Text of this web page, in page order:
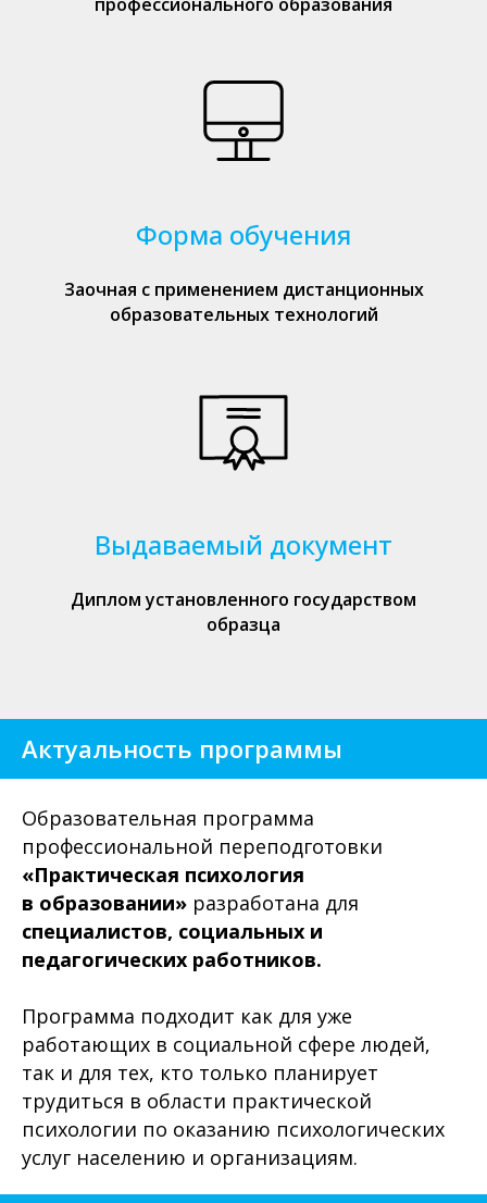
Форма обучения
Заочная с применением дистанционных
образовательных технологий
Выдаваемый документ
Диплом установленного государством
образца
Актуальность программы
Образовательная программа
профессиональной переподготовки
«Практическая психология
в образовании» разработана для
специалистов, социальных и
педагогических работников.
Программа подходит как для уже
работающих в социальной сфере людей,
так и для тех, кто только планирует
трудиться в области практической
психологии по оказанию психологических
услуг населению и организациям.